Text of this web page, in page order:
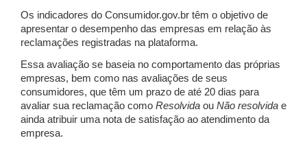
Os indicadores do Consumidor.gov.br têm o objetivo de
apresentar o desempenho das empresas em relação às
reclamações registradas na plataforma.
Essa avaliação se baseia no comportamento das próprias
empresas, bem como nas avaliações de seus
consumidores, que têm um prazo de até 20 dias para
avaliar sua reclamação como Resolvida ou Não resolvida e
ainda atribuir uma nota de satisfação ao atendimento da
empresa.